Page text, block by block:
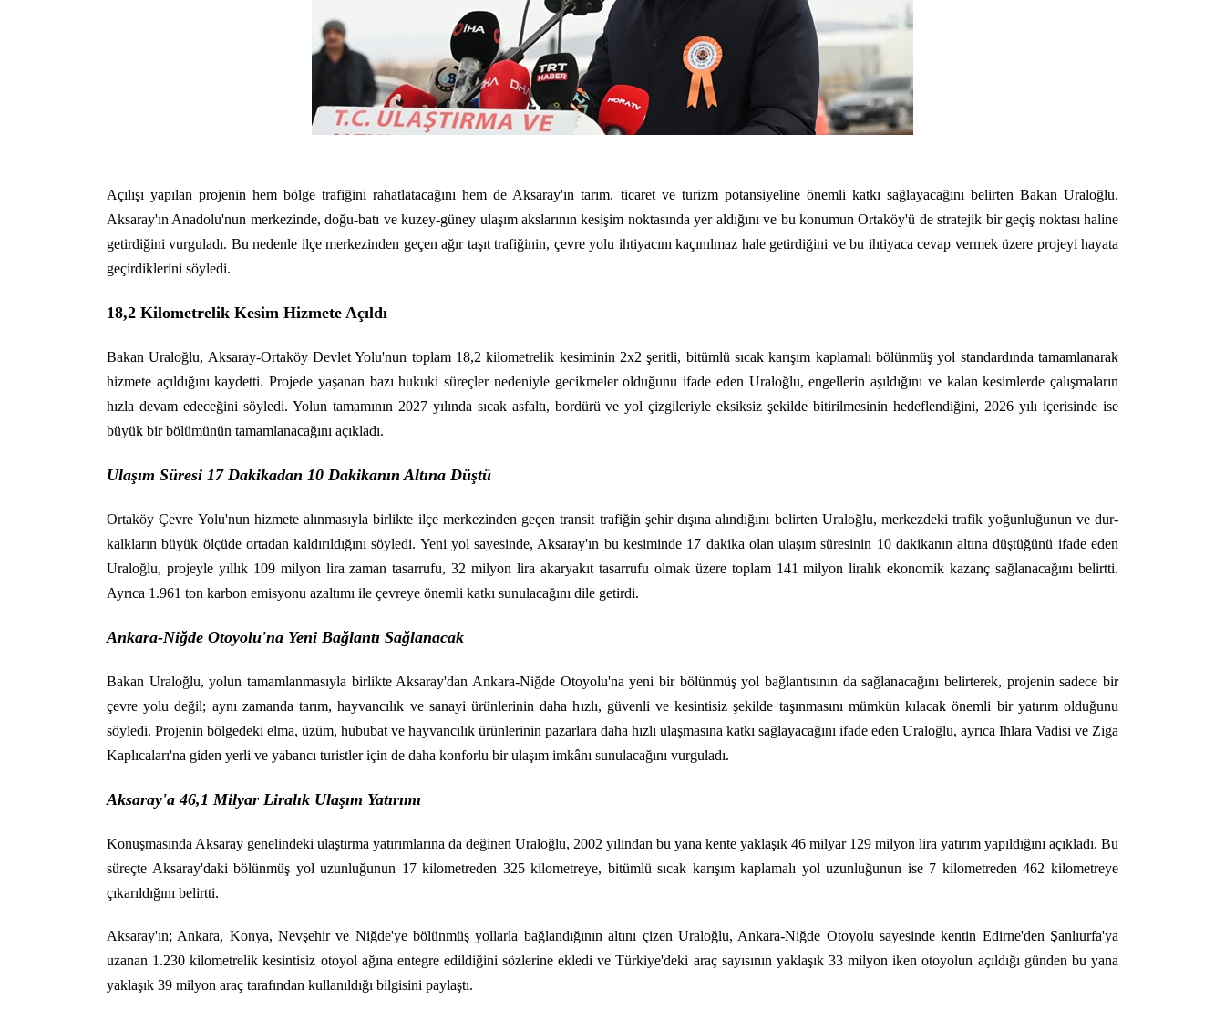
Açılışı yapılan projenin hem bölge trafiğini rahatlatacağını hem de Aksaray'ın tarım, ticaret ve turizm potansiyeline önemli katkı sağlayacağını belirten Bakan Uraloğlu,
Aksaray'ın Anadolu'nun merkezinde, doğu-batı ve kuzey-güney ulaşım akslarının kesişim noktasında yer aldığını ve bu konumun Ortaköy'ü de stratejik bir geçiş noktası haline
getirdiğini vurguladı. Bu nedenle ilçe merkezinden geçen ağır taşıt trafiğinin, çevre yolu ihtiyacını kaçınılmaz hale getirdiğini ve bu ihtiyaca cevap vermek üzere projeyi hayata
geçirdiklerini söyledi.
18,2 Kilometrelik Kesim Hizmete Açıldı
Bakan Uraloğlu, Aksaray-Ortaköy Devlet Yolu'nun toplam 18,2 kilometrelik kesiminin 2x2 şeritli, bitümlü sıcak karışım kaplamalı bölünmüş yol standardında tamamlanarak
hizmete açıldığını kaydetti. Projede yaşanan bazı hukuki süreçler nedeniyle gecikmeler olduğunu ifade eden Uraloğlu, engellerin aşıldığını ve kalan kesimlerde çalışmaların
hızla devam edeceğini söyledi. Yolun tamamının 2027 yılında sıcak asfaltı, bordürü ve yol çizgileriyle eksiksiz şekilde bitirilmesinin hedeflendiğini, 2026 yılı içerisinde ise
büyük bir bölümünün tamamlanacağını açıkladı.
Ulaşım Süresi 17 Dakikadan 10 Dakikanın Altına Düştü
Ortaköy Çevre Yolu'nun hizmete alınmasıyla birlikte ilçe merkezinden geçen transit trafiğin şehir dışına alındığını belirten Uraloğlu, merkezdeki trafik yoğunluğunun ve dur-
kalkların büyük ölçüde ortadan kaldırıldığını söyledi. Yeni yol sayesinde, Aksaray'ın bu kesiminde 17 dakika olan ulaşım süresinin 10 dakikanın altına düştüğünü ifade eden
Uraloğlu, projeyle yıllık 109 milyon lira zaman tasarrufu, 32 milyon lira akaryakıt tasarrufu olmak üzere toplam 141 milyon liralık ekonomik kazanç sağlanacağını belirtti.
Ayrıca 1.961 ton karbon emisyonu azaltımı ile çevreye önemli katkı sunulacağını dile getirdi.
Ankara-Niğde Otoyolu'na Yeni Bağlantı Sağlanacak
Bakan Uraloğlu, yolun tamamlanmasıyla birlikte Aksaray'dan Ankara-Niğde Otoyolu'na yeni bir bölünmüş yol bağlantısının da sağlanacağını belirterek, projenin sadece bir
çevre yolu değil; aynı zamanda tarım, hayvancılık ve sanayi ürünlerinin daha hızlı, güvenli ve kesintisiz şekilde taşınmasını mümkün kılacak önemli bir yatırım olduğunu
söyledi. Projenin bölgedeki elma, üzüm, hububat ve hayvancılık ürünlerinin pazarlara daha hızlı ulaşmasına katkı sağlayacağını ifade eden Uraloğlu, ayrıca Ihlara Vadisi ve Ziga
Kaplıcaları'na giden yerli ve yabancı turistler için de daha konforlu bir ulaşım imkânı sunulacağını vurguladı.
Aksaray'a 46,1 Milyar Liralık Ulaşım Yatırımı
Konuşmasında Aksaray genelindeki ulaştırma yatırımlarına da değinen Uraloğlu, 2002 yılından bu yana kente yaklaşık 46 milyar 129 milyon lira yatırım yapıldığını açıkladı. Bu
süreçte Aksaray'daki bölünmüş yol uzunluğunun 17 kilometreden 325 kilometreye, bitümlü sıcak karışım kaplamalı yol uzunluğunun ise 7 kilometreden 462 kilometreye
çıkarıldığını belirtti.
Aksaray'ın; Ankara, Konya, Nevşehir ve Niğde'ye bölünmüş yollarla bağlandığının altını çizen Uraloğlu, Ankara-Niğde Otoyolu sayesinde kentin Edirne'den Şanlıurfa'ya
uzanan 1.230 kilometrelik kesintisiz otoyol ağına entegre edildiğini sözlerine ekledi ve Türkiye'deki araç sayısının yaklaşık 33 milyon iken otoyolun açıldığı günden bu yana
yaklaşık 39 milyon araç tarafından kullanıldığı bilgisini paylaştı.